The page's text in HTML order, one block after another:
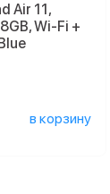
Air 11,
Wi-Fi +
в корзину